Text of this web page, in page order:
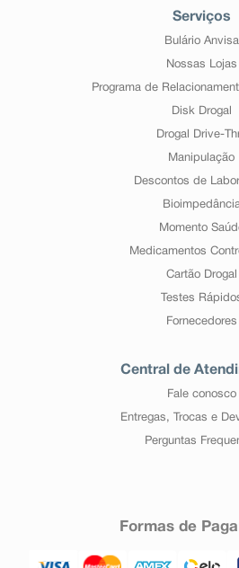
Serviços
Bulário Anvisa
Nossas Lojas
Programa de
Disk Drogal
Drogal Drive-
Manipulação
Descontos de
Momento
Medicamentos
Cartão Drogal
Testes
Fornecedores
Central de
Fale conosco
Entregas, Trocas e
Perguntas
Formas de